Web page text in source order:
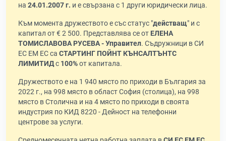
на 24.01.2007 г. и е свързана с 1 други юридически лица.
Към момента дружеството е със статус "действащ" и с
капитал от € 2 500. Представлява се от ЕЛЕНА
ТОМИСЛАВОВА РУСЕВА - Управител. Съдружници в СИ
ЕС ЕМ ЕС са СТАРТИНГ ПОЙНТ КЪНСАЛТЪНТС
ЛИМИТИДс 100%от капитала.
Дружеството е на 1 940 място по приходи в България за
2022 г., на 998 място в област София (столица), на 998
място в Столична и на 4 място по приходи в своята
индустрия по КИД 8220 - Дейност на телефонни
центрове за услуги.